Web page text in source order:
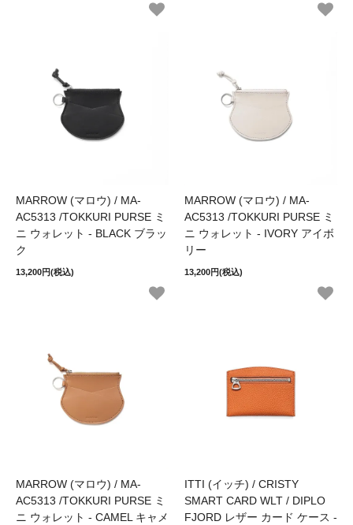
MARROW (マロウ) / MA-
AC5313 /TOKKURI PURSE ミ
ニ ウォレット - BLACK ブラッ
ク
13,200円(税込)
MARROW (マロウ) / MA-
AC5313 /TOKKURI PURSE ミ
ニ ウォレット - IVORY アイボ
リー
13,200円(税込)
MARROW (マロウ) / MA-
AC5313 /TOKKURI PURSE ミ
ニ ウォレット - CAMEL キャメ
ITTI (イッチ) / CRISTY
SMART CARD WLT / DIPLO
FJORD レザー カード ケース -